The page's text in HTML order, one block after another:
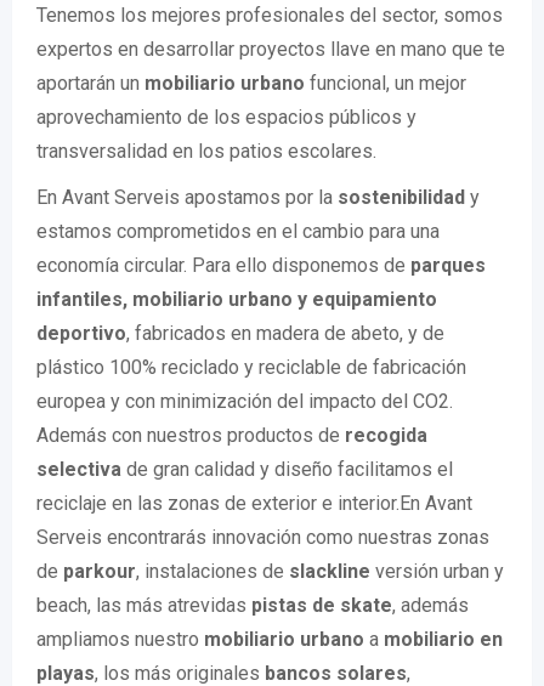
Tenemos los mejores profesionales del sector, somos
expertos en desarrollar proyectos llave en mano que te
aportarán un mobiliario urbano funcional, un mejor
aprovechamiento de los espacios públicos y
transversalidad en los patios escolares.
En Avant Serveis apostamos por la sostenibilidad y
estamos comprometidos en el cambio para una
economía circular. Para ello disponemos de parques
infantiles, mobiliario urbano y equipamiento
deportivo, fabricados en madera de abeto, y de
plástico 100% reciclado y reciclable de fabricación
europea y con minimización del impacto del CO2.
Además con nuestros productos de recogida
selectiva de gran calidad y diseño facilitamos el
reciclaje en las zonas de exterior e interior.En Avant
Serveis encontrarás innovación como nuestras zonas
de parkour, instalaciones de slackline versión urban y
beach, las más atrevidas pistas de skate, además
ampliamos nuestro mobiliario urbano a mobiliario en
playas, los más originales bancos solares,